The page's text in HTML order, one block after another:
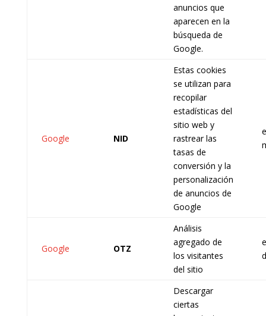
anuncios que
aparecen en la
búsqueda de
Google.
Google NID
Estas cookies
se utilizan para
recopilar
estadísticas del
sitio web y
rastrear las
tasas de
conversión y la
personalización
de anuncios de
Google
Google OTZ
Análisis
agregado de
los visitantes
del sitio
Descargar
ciertas